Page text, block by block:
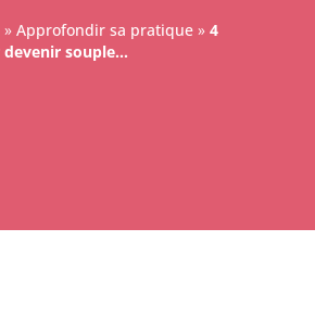
» Approfondir sa pratique» 4
souple…